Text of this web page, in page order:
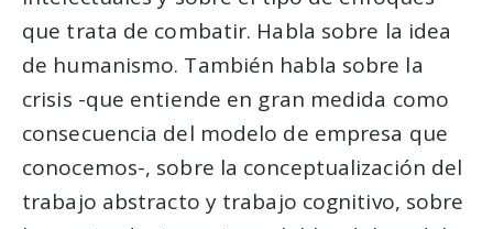
que trata de combatir. Habla sobre la idea
de humanismo. También habla sobre la
crisis -que entiende en gran medida como
consecuencia del modelo de empresa que
conocemos-, sobre la conceptualización del
trabajo abstracto y trabajo cognitivo, sobre